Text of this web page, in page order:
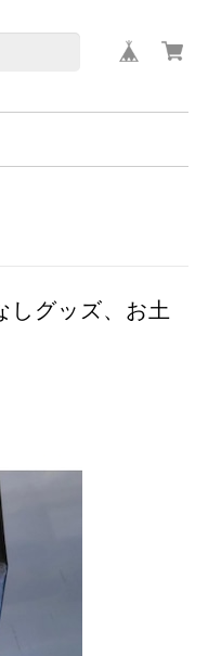
しグッズ、お土